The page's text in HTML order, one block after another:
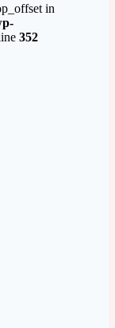
in
352